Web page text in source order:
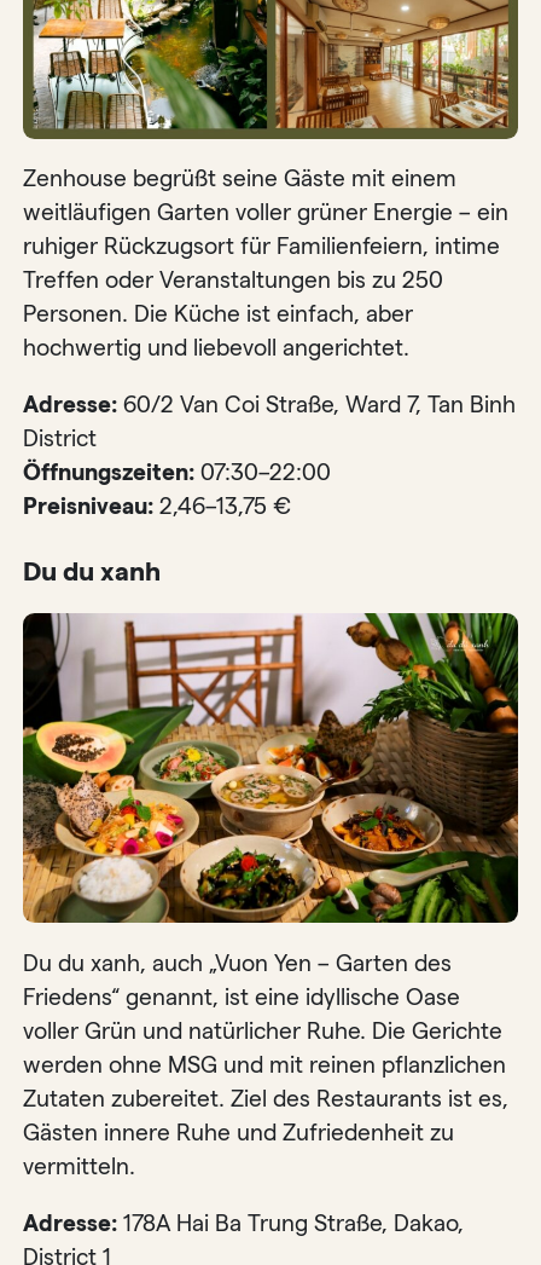
Zenhouse begrüßt seine Gäste mit einem
weitläufigen Garten voller grüner Energie – ein
ruhiger Rückzugsort für Familienfeiern, intime
Treffen oder Veranstaltungen bis zu 250
Personen. Die Küche ist einfach, aber
hochwertig und liebevoll angerichtet.
Adresse: 60/2 Van Coi Straße, Ward 7, Tan Binh
District
Öffnungszeiten: 07:30–22:00
Preisniveau: 2,46–13,75 €
Du du xanh
Du du xanh, auch „Vuon Yen – Garten des
Friedens“ genannt, ist eine idyllische Oase
voller Grün und natürlicher Ruhe. Die Gerichte
werden ohne MSG und mit reinen pflanzlichen
Zutaten zubereitet. Ziel des Restaurants ist es,
Gästen innere Ruhe und Zufriedenheit zu
vermitteln.
Adresse: 178A Hai Ba Trung Straße, Dakao,
District 1